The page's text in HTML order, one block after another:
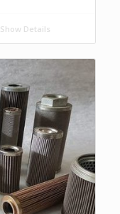
Show Details